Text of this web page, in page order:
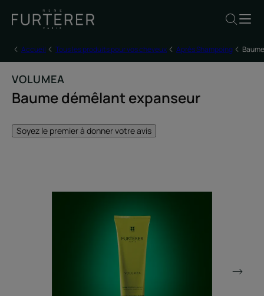
Accueil Tous les produits pour vos cheveux Après Shampoing
VOLUMEA
Baume démêlant expanseur
Soyez le premier à donner votre avis